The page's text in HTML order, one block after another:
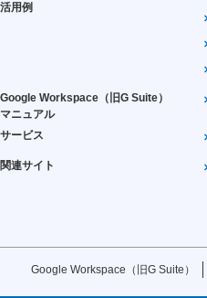
活用例
Google Workspace（旧G Suite）
マニュアル
サービス
関連サイト
Google Workspace（旧G Suite）